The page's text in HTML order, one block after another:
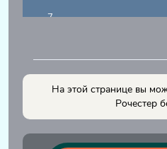
7
9
10
12
На этой странице вы
Рочестер